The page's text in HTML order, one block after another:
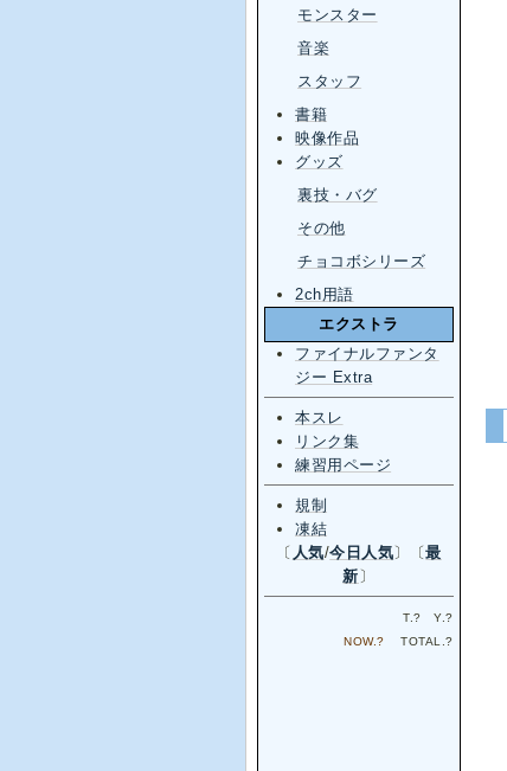
モンスター
音楽
スタッフ
書籍
映像作品
グッズ
裏技・バグ
その他
チョコボシリーズ
2ch用語
エクストラ
ファイナルファンタ
ジー Extra
本スレ
リンク集
練習用ページ
規制
凍結
〔 人気/今日人気〕〔最
新〕
T.? Y.?
NOW.? TOTAL.?